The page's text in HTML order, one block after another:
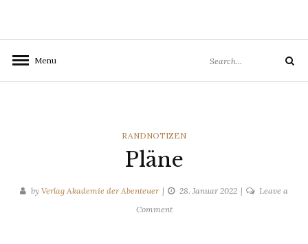
Menu
for:
Search
CATEGORIES
RANDNOTIZEN
Pläne
by Verlag Akademie der Abenteuer 28. Januar 2022
Leave a
Commenton